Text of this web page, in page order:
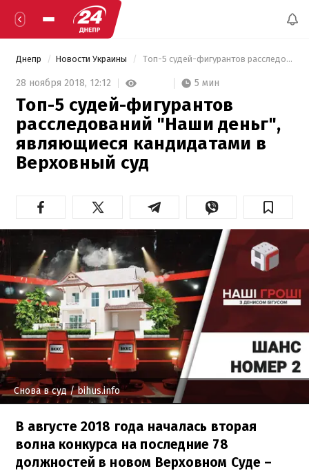
Днепр Новости Украины Топ-5 судей-фигурантов расследований "Наши деньг", являющиеся кандидатами в Верховный суд
28 ноября 2018, 12:12 5 мин
Топ-5 судей-фигурантов
расследований "Наши деньг",
являющиеся кандидатами в
Верховный суд
Снова в суд/ bihus.info
В августе 2018 года началась вторая
волна конкурса на последние 78
должностей в новом Верховном Суде –